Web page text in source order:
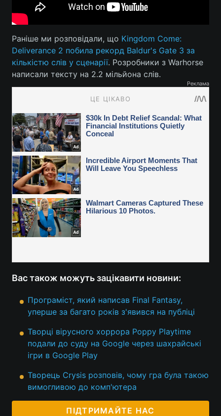
Раніше ми розповідали, що Kingdom Come:
Deliverance 2 побила рекорд Baldur's Gate 3 за
кількістю слів у сценарії. Розробники з Warhorse
написали тексту на 2.2 мільйона слів.
Реклама
Вас також можуть зацікавити новини:
Програміст, який написав Final Fantasy,
уперше за багато років з'явився на публіці
Творці вірусного хоррора Poppy Playtime
подали до суду на Google через шахрайські
ігри в Google Play
Творець Crysis розповів, чому гра була такою
вимогливою до комп'ютера
ПІДТРИМАЙТЕ НАС